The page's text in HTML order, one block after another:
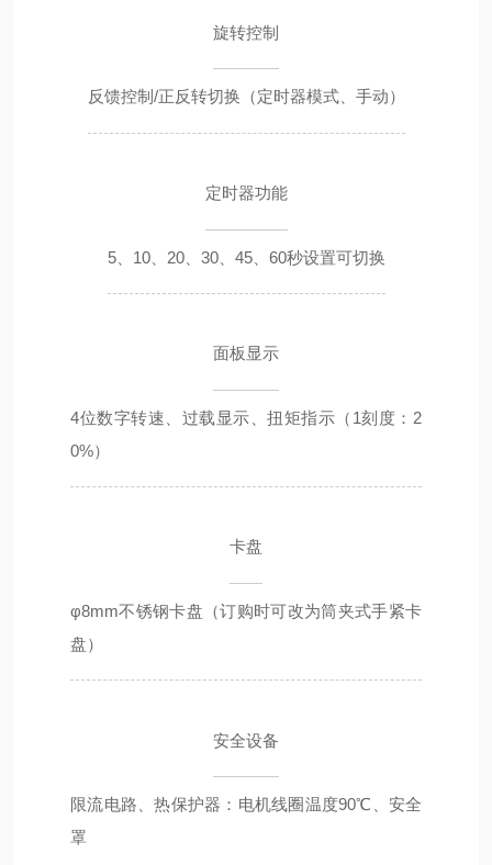
旋转控制
反馈控制/正反转切换（定时器模式、手动）
定时器功能
5、10、20、30、45、60秒设置可切换
面板显示
4位数字转速、过载显示、扭矩指示（1刻度：2
0%）
卡盘
φ8mm不锈钢卡盘（订购时可改为筒夹式手紧卡
盘）
安全设备
限流电路、热保护器：电机线圈温度90℃、安全
罩